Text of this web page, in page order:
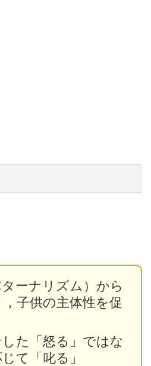
ーナリズム）から
子供の主体性を促
た「怒る」ではな
て「叱る」